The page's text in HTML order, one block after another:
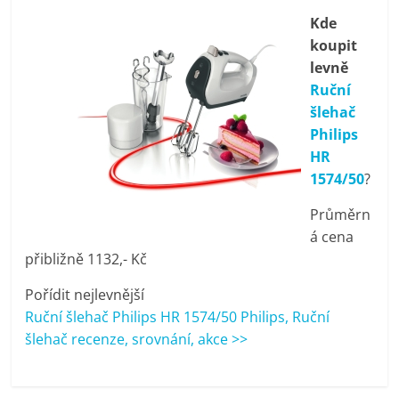
mobilní
telefony,
kávovary,
Nejlepší
elektronika
porovnání
Elektro
OK,
Kde
koupit
levně
Ruční
šlehač
Philips
HR
1574/50?
Průměrn
á cena
přibližně 1132,- Kč
Pořídit nejlevnější
Ruční šlehač Philips HR 1574/50 Philips, Ruční
šlehač recenze, srovnání, akce >>